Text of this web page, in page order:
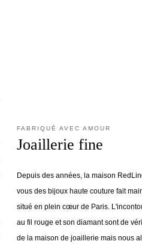
FABRIQUÉ AVEC AMOUR
Joaillerie fine
Depuis des années, la maison
vous des bijoux haute couture fait
situé en plein cœur de Paris.
au fil rouge et son diamant sont de
de la maison de joaillerie mais nous